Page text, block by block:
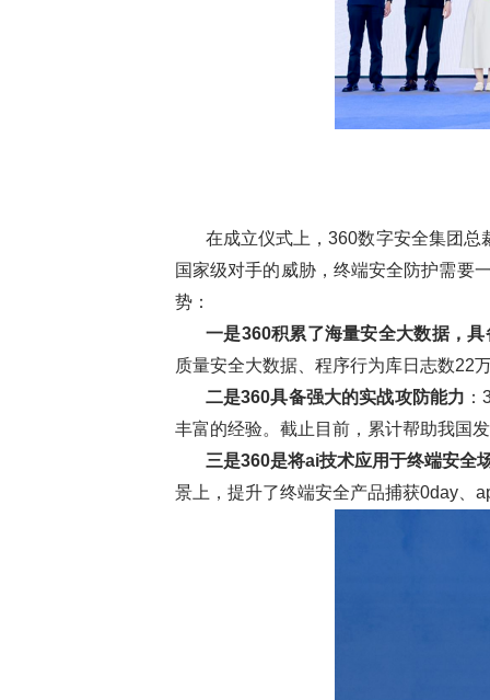
在成立仪式上，360数字安全集团
国家级对手的威胁，终端安全防护需要
势：
一是360积累了海量安全大数据，
质量安全大数据、程序行为库日志数22
二是360具备强大的实战攻防能力
丰富的经验。截止目前，累计帮助我国
三是360是将ai技术应用于终端安全
景上，提升了终端安全产品捕获0day、